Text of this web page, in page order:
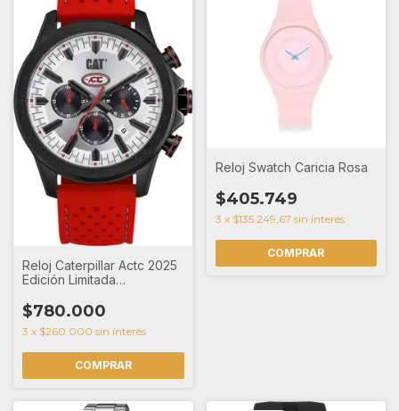
Reloj Caterpillar Actc 2025
Edición Limitada
$780.000
3 x $260.000 sin interés
Reloj Swatch Caricia Rosa
$405.749
3 x $135.249,67 sin interés